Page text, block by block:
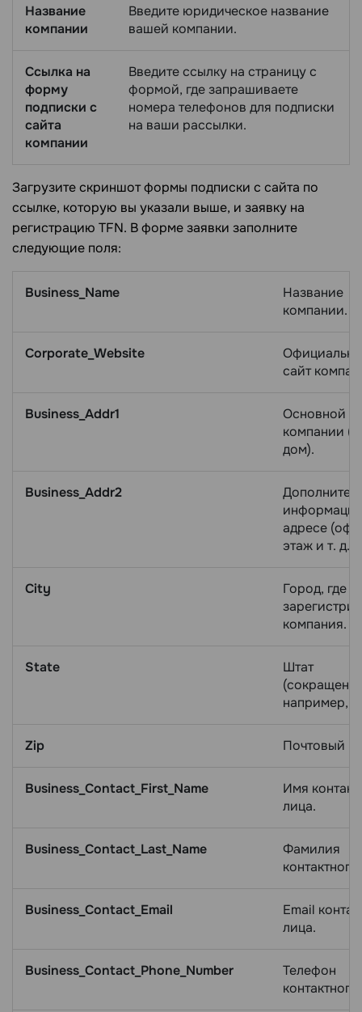
Название
компании
Введите юридическое название
вашей компании.
Ссылка на
форму
подписки с
сайта
компании
Введите ссылку на страницу с
формой, где запрашиваете
номера телефонов для подписки
на ваши рассылки.
Загрузите скриншот формы подписки с сайта по
ссылке, которую вы указали выше, и заявку на
регистрацию TFN. В форме заявки заполните
следующие поля:
Business_Name
Название
компании.
Corporate_Website
сайт
Business_Addr1
Основной
компании
дом).
Business_Addr2
адресе
этаж и т. д.).
City
Город, где
компания.
State
Штат
например,
Zip Почтовый
Business_Contact_First_Name
Имя
лица.
Business_Contact_Last_Name
Фамилия
Business_Contact_Email
Email
лица.
Business_Contact_Phone_Number
Телефон